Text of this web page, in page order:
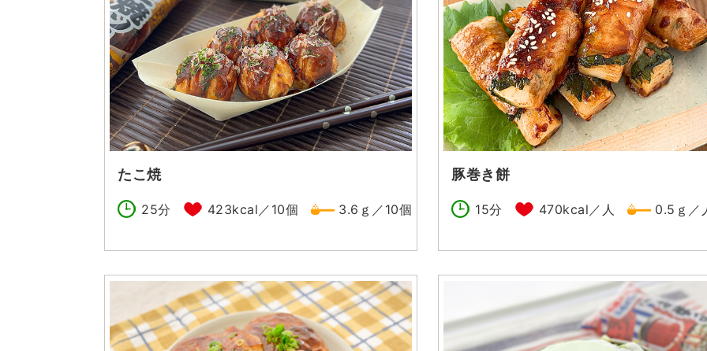
たこ焼
25分 423kcal／10個 3.6ｇ／10個
豚巻き餅
15分 470kcal／人 0.5ｇ／